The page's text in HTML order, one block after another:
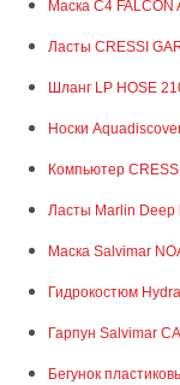
Маска С4 FALCON
Ласты CRESSI
Шланг LP HOSE
Носки
Компьютер
Ласты Marlin Deep
Маска Salvimar
Гидрокостюм
Гарпун Salvimar
Бегунок